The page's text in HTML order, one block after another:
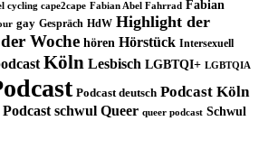
cycling cape2cape Fabian Abel Fahrrad Fabian
gay Gespräch HdW Highlight der
Woche hören Hörstück Intersexuell
Köln Lesbisch LGBTQI+ LGBTQIA
Podcast deutsch Podcast Köln
Podcast schwul Queer queer podcast Schwul